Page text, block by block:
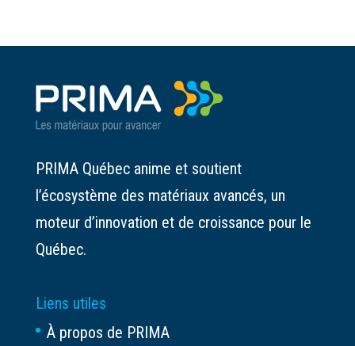
PRIMA Québec anime et soutient
l’écosystème des matériaux avancés, un
moteur d’innovation et de croissance pour le
Québec.
Liens utiles
À propos de PRIMA